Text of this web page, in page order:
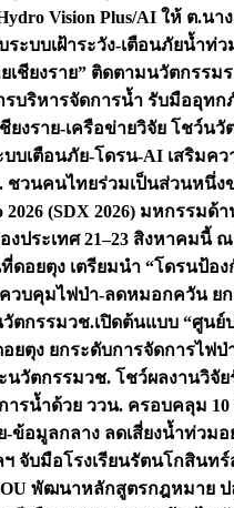
Vision Plus/AI ให้ ต.นา
ระบบเฝ้าระวัง-เตือนภัยน้ำท่
เชียงราย” ติดตามนวัตกรรม
บริหารจัดการน้ำ รับมืออุทก
ยงราย-เครือข่ายวิจัย โชว์น
บเตือนภัย-โดรน-AI เสริมค
ชวนคนไทยร่วมเป็นส่วนหนึ่งข
2026 (SDX 2026) มหกรรม
ประเทศ 21–23 สิงหาคมนี้
ดอยตุง เตรียมนำ “โดรนป้อง
วบคุมไฟป่า-ลดหมอกควัน ย
วัตกรรมวช.เปิดต้นแบบ “ศูนย์
ยตุง ยกระดับการจัดการไฟป่
นวัตกรรมวช. โชว์ผลงานวิจั
ารน้ำด้วย ววน. ครอบคลุม 10
ข้อมูลกลาง ลดเสี่ยงน้ำท่วมอ
จับมือโรงเรียนรัตนโกสินท
พัฒนาหลักสูตรกฎหมาย